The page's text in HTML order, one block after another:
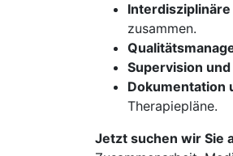
zusammen.
Supervision
Dokumentation
Therapiepläne.
Jetzt suchen wir Sie